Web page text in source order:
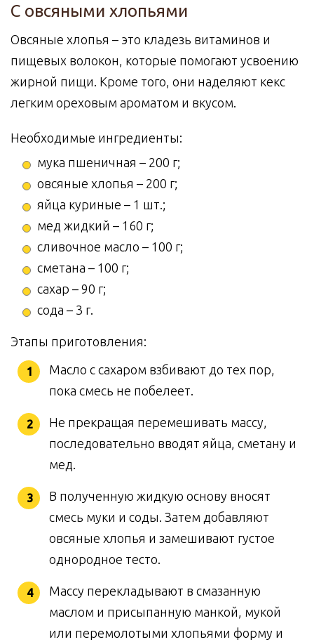
С овсяными хлопьями
Овсяные хлопья – это кладезь витаминов и
пищевых волокон, которые помогают усвоению
жирной пищи. Кроме того, они наделяют кекс
легким ореховым ароматом и вкусом.
Необходимые ингредиенты:
мука пшеничная – 200 г;
овсяные хлопья – 200 г;
яйца куриные – 1 шт.;
мед жидкий – 160 г;
сливочное масло – 100 г;
сметана – 100 г;
сахар – 90 г;
сода – 3 г.
Этапы приготовления:
Масло с сахаром взбивают до тех пор,
пока смесь не побелеет.
Не прекращая перемешивать массу,
последовательно вводят яйца, сметану и
мед.
В полученную жидкую основу вносят
смесь муки и соды. Затем добавляют
овсяные хлопья и замешивают густое
однородное тесто.
Массу перекладывают в смазанную
маслом и присыпанную манкой, мукой
или перемолотыми хлопьями форму и